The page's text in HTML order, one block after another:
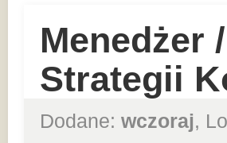
Menedżer
Strategii
Dodane: wczoraj,